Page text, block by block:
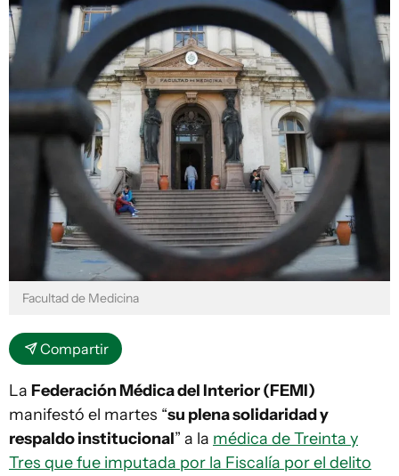
Facultad de Medicina
Compartir
La Federación Médica del Interior (FEMI)
manifestó el martes “su plena solidaridad y
respaldo institucional” a la médica de Treinta y
Tres que fue imputada por la Fiscalía por el delito